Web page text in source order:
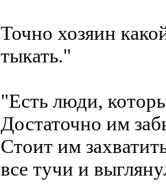
Точно хозяин
тыкать."
"Есть люди,
Достаточно им
Стоит им
все тучи и